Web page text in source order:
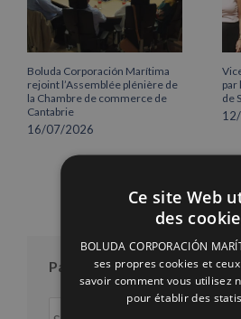
Boluda Corporación Marítima
rejoint l’Assemblée plénière de
la Chambre de commerce de
Cantabrie
16/07/2026
par
de
Par mois
Ce site Web
des
BOLUDA CORPORACIÓN
ses propres cookies et
savoir comment vous utilisez
pour établir des